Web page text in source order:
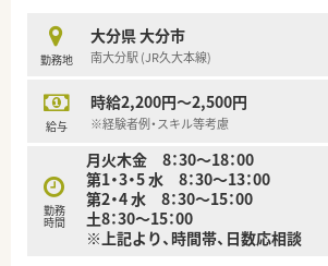
す！
■他店舗からのヘルプもございます！
■事務の方は2.30代の方が多いです！
《教育制度》
learningは全額会社負担していただけます。
勤務地
大分県 大分市
南大分駅 (JR久大本線)
給与
時給2,200円～2,500円
※経験者例・スキル等考慮
勤務
時間
月火木金 8：30～18：00
第1・3・5 水 8：30～13：00
第2・4 水 8：30～15：00
土8：30～15：00
※上記より、時間帯、日数応相談